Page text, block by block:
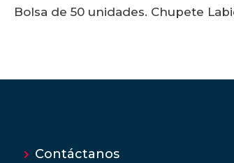
Bolsa de 50 unidades. Chupete
Contáctanos